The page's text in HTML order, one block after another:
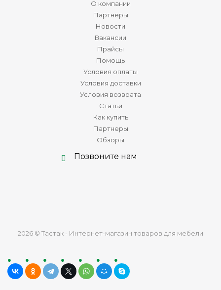
О компании
Партнеры
Новости
Вакансии
Прайсы
Помощь
Условия оплаты
Условия доставки
Условия возврата
Статьи
Как купить
Партнеры
Обзоры
Позвоните нам
2026 © Тастак - Интернет-магазин товаров для мебели